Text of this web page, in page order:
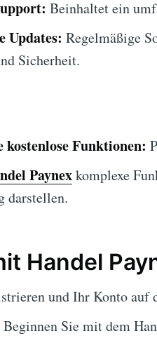
Beinhaltet ein
Updates: Regelmäßige
Sicherheit.
kostenlose Funktionen:
Paynexkomplexe
darstellen.
Handel
und Ihr Konto auf
Beginnen Sie mit dem